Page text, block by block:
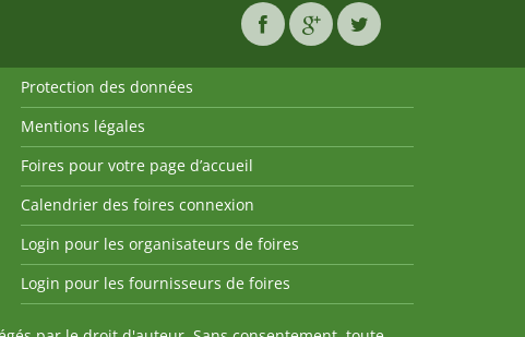
Protection des données
Mentions légales
Foires pour votre page d’accueil
Calendrier des foires connexion
Login pour les organisateurs de foires
Login pour les fournisseurs de foires